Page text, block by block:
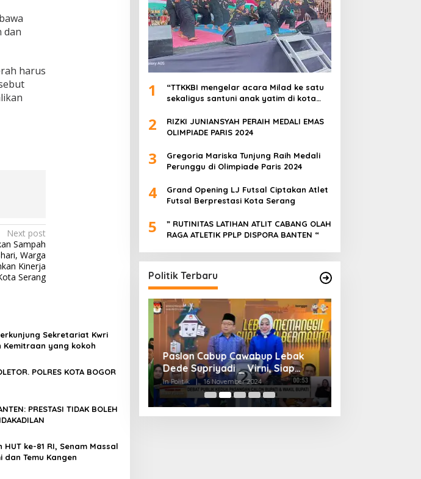
dan
harus
Next post
Sampah
Warga
Kinerja
Serang
Sekretariat Kwri
Kemitraan yang kokoh
POLRES KOTA BOGOR
PRESTASI TIDAK BOLEH
ke-81 RI, Senam Massal
Temu Kangen
1
“TTKKBI mengelar acara Milad ke satu
sekaligus santuni anak yatim di kota
2
RIZKI JUNIANSYAH PERAIH MEDALI EMAS
OLIMPIADE PARIS 2024
3
Gregoria Mariska Tunjung Raih Medali
Perunggu di Olimpiade Paris 2024
4
Grand Opening LJ Futsal Ciptakan Atlet
Futsal Berprestasi Kota Serang
5
” RUTINITAS LATIHAN ATLIT CABANG OLAH
RAGA ATLETIK PPLP DISPORA BANTEN “
Politik Terbaru
Banten dan Siap Gugat
Hukum
Paslon Cabup Cawabup Lebak
Dede Supriyadi _ Virni, Siap
Realisasikan Program
In Politik | 16 November 2024